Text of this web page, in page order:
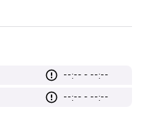
--:-- - --:--
--:-- - --:--